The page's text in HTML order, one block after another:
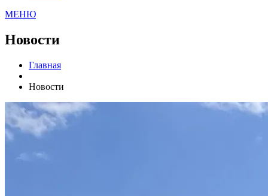
МЕНЮ
Новости
Главная
Новости